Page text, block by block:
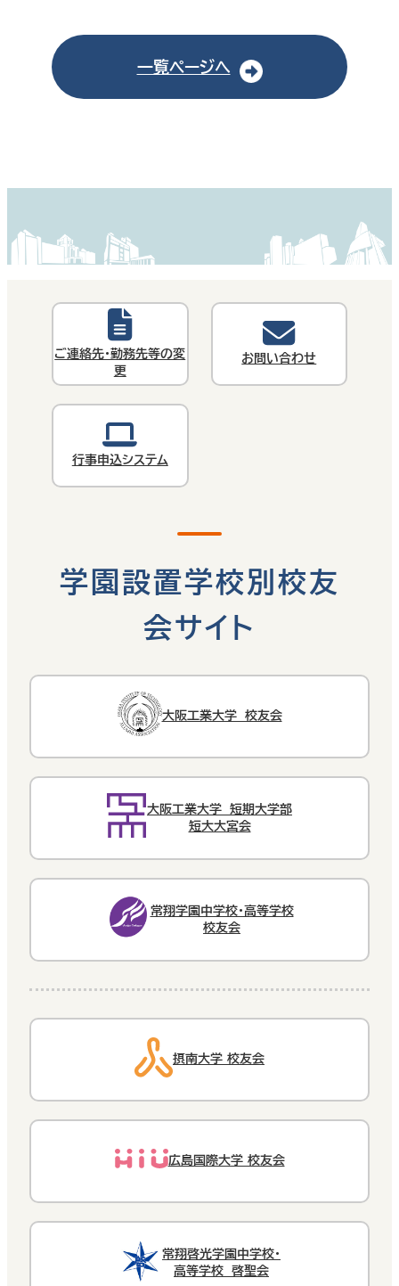
一覧ページへ
ご連絡先・勤務先等の変
更
お問い合わせ
行事申込システム
学園設置学校別校友
会サイト
大阪工業大学 校友会
大阪工業大学 短期大学部
短大大宮会
常翔学園中学校・高等学校
校友会
摂南大学 校友会
広島国際大学 校友会
常翔啓光学園中学校・
高等学校 啓聖会